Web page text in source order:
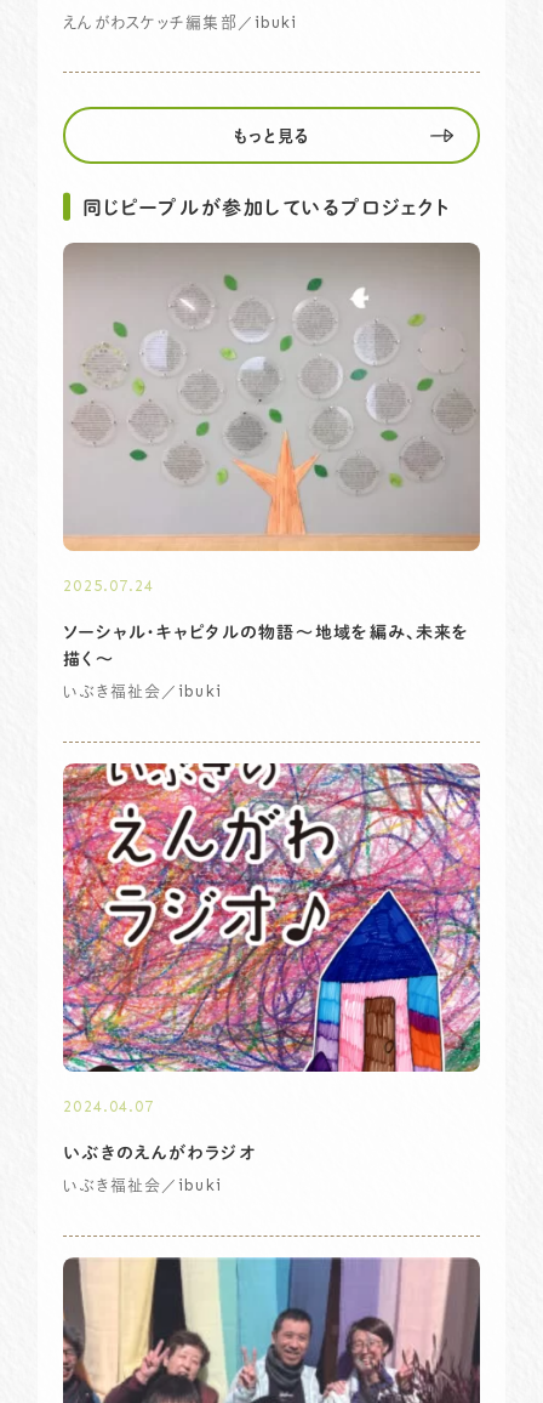
えんがわスケッチ編集部 ／ibuki
もっと見る
同じピープルが参加しているプロジェクト
ソーシャル・キャピタルの物語〜地域を編み、未来を
描く～
いぶき福祉会 ／ibuki
2025.07.24
いぶきのえんがわラジオ
いぶき福祉会 ／ibuki
2024.04.07